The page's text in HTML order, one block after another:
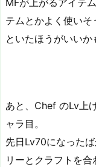
テムとかよく使い
といたほうがいいか
あと、Chef のLv上
ャラ目。
先日Lv70になった
リーとクラフトを合